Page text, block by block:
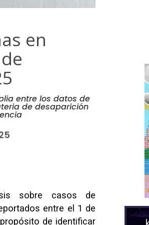
en
entre los datos de
de desaparición
sobre casos de
entre el 1 de
de identificar